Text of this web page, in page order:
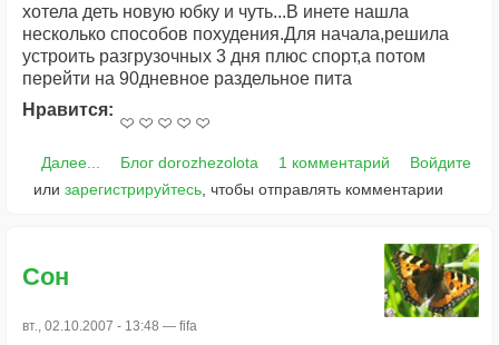
хотела деть новую юбку и чуть...В инете нашла
несколько способов похудения.Для начала,решила
устроить разгрузочных 3 дня плюс спорт,а потом
перейти на 90дневное раздельное пита
Нравится:
Далее... Блог dorozhezolota 1 комментарий
Войдите
или зарегистрируйтесь , чтобы отправлять комментарии
Сон
вт., 02.10.2007 - 13:48 — fifa